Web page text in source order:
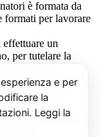
è formata da
formati per lavorare
effettuare un
per tutelare la
dei filtri dei
la presenza
cattivi odori),
Legionella.
condizionatori